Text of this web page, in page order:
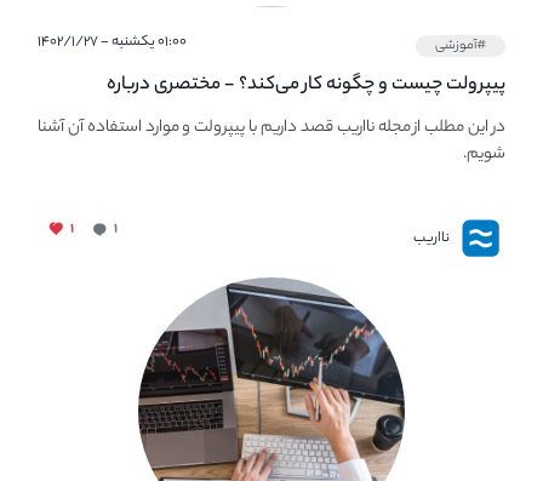
#آموزشی ۰۱:۰۰ یکشنبه - ۱۴۰۲/۱/۲۷
پیپر‌ولت چیست و چگونه کار می‌کند؟ - مختصری درباره
PaperWallet
در این مطلب از مجله نااریب قصد داریم با پیپر‌ولت و موارد استفاده آن آشنا
شویم.
نااریب ۱ ۱